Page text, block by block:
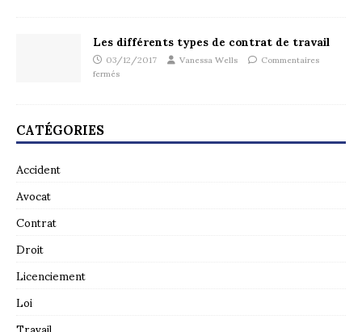
Les différents types de contrat de travail
03/12/2017 Vanessa Wells Commentaires
fermés
CATÉGORIES
Accident
Avocat
Contrat
Droit
Licenciement
Loi